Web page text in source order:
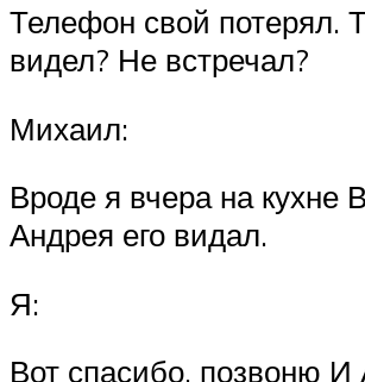
Телефон свой потерял.
видел? Не встречал?
Михаил:
Вроде я вчера на кухне
Андрея его видал.
Я:
Вот спасибо, позвоню И